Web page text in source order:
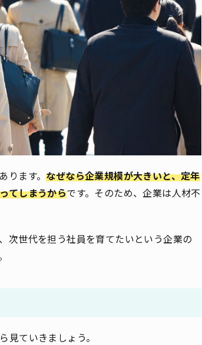
ります。なぜなら企業規模が大きいと、定年
てしまうからです。そのため、企業は人材不
次世代を担う社員を育てたいという企業の
見ていきましょう。